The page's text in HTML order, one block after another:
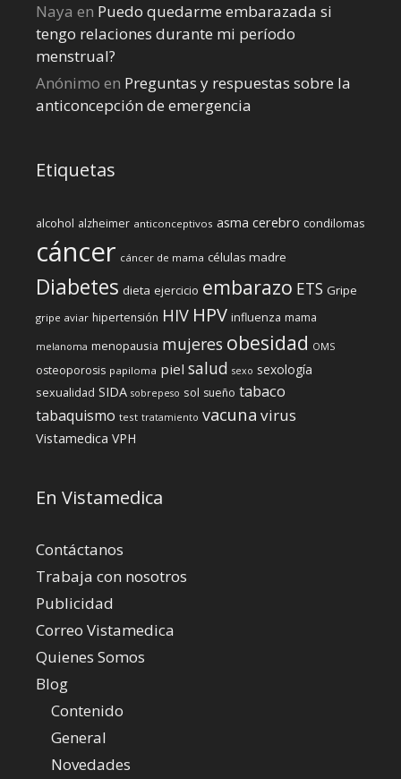
Naya en Puedo quedarme embarazada si
tengo relaciones durante mi perí­odo
menstrual?
Anónimo en Preguntas y respuestas sobre la
anticoncepción de emergencia
Etiquetas
alcohol alzheimer anticonceptivos asma cerebro condilomas
cáncer cáncer de mama células madre
Diabetes dieta ejercicio embarazo ETS Gripe
gripe aviar hipertensión HIV HPV influenza mama
melanoma menopausia mujeres obesidad OMS
osteoporosis papiloma piel salud sexo sexología
sexualidad SIDA sobrepeso sol sueño tabaco
tabaquismo test tratamiento vacuna virus
Vistamedica VPH
En Vistamedica
Contáctanos
Trabaja con nosotros
Publicidad
Correo Vistamedica
Quienes Somos
Blog
Contenido
General
Novedades